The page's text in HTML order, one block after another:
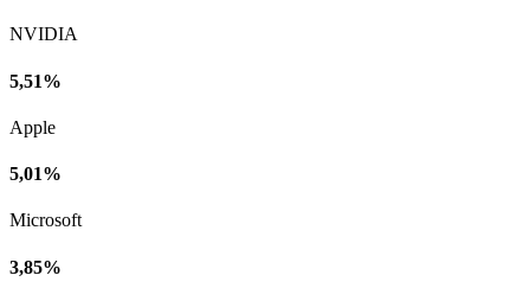
NVIDIA
5,51%
Apple
5,01%
Microsoft
3,85%